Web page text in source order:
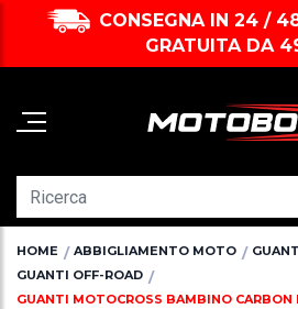
CONSEGNA IN 24 /
GRATUITA DA
HOME ABBIGLIAMENTO MOTO
GUANTI OFF-ROAD
GUANTI MOTOCROSS BAMBINO CARBON